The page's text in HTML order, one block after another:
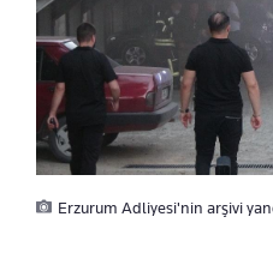
Erzurum Adliyesi'nin arşivi